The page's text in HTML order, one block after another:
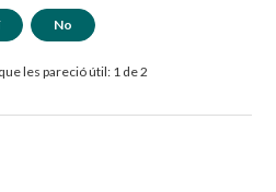
No
les pareció útil: 1 de 2